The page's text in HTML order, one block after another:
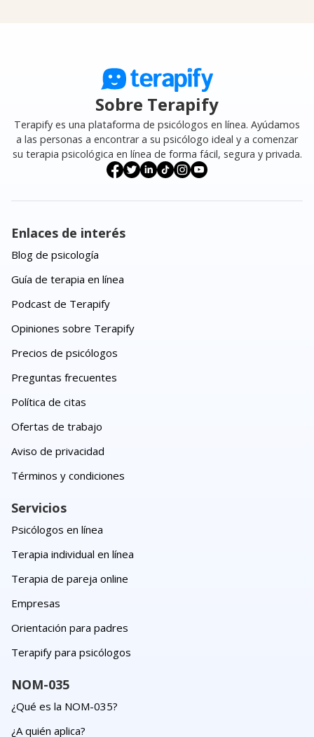
Sobre Terapify
Terapify es una plataforma de psicólogos en línea. Ayúdamos
a las personas a encontrar a su psicólogo ideal y a comenzar
su terapia psicológica en línea de forma fácil, segura y privada.
Enlaces de interés
Blog de psicología
Guía de terapia en línea
Podcast de Terapify
Opiniones sobre Terapify
Precios de psicólogos
Preguntas frecuentes
Política de citas
Ofertas de trabajo
Aviso de privacidad
Términos y condiciones
Servicios
Psicólogos en línea
Terapia individual en línea
Terapia de pareja online
Empresas
Orientación para padres
Terapify para psicólogos
NOM-035
¿Qué es la NOM-035?
¿A quién aplica?